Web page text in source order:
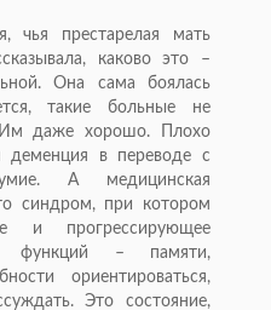
чья престарелая мать
каково это –
Она сама боялась
такие больные не
Им даже хорошо. Плохо
в переводе с
А медицинская
синдром, при котором
и прогрессирующее
функций – памяти,
ориентироваться,
Это состояние,